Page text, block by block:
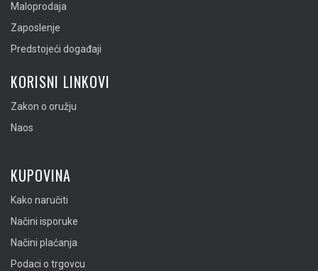
Maloprodaja
Zaposlenje
Predstojeći događaji
KORISNI LINKOVI
Zakon o oružju
Naos
KUPOVINA
Kako naručiti
Načini isporuke
Načini plaćanja
Podaci o trgovcu